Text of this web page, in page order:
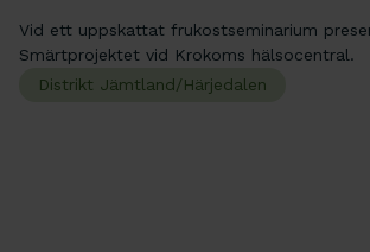
Vid ett uppskattat frukostseminarium
Smärtprojektet vid Krokoms hälsocentral.
Distrikt Jämtland/Härjedalen